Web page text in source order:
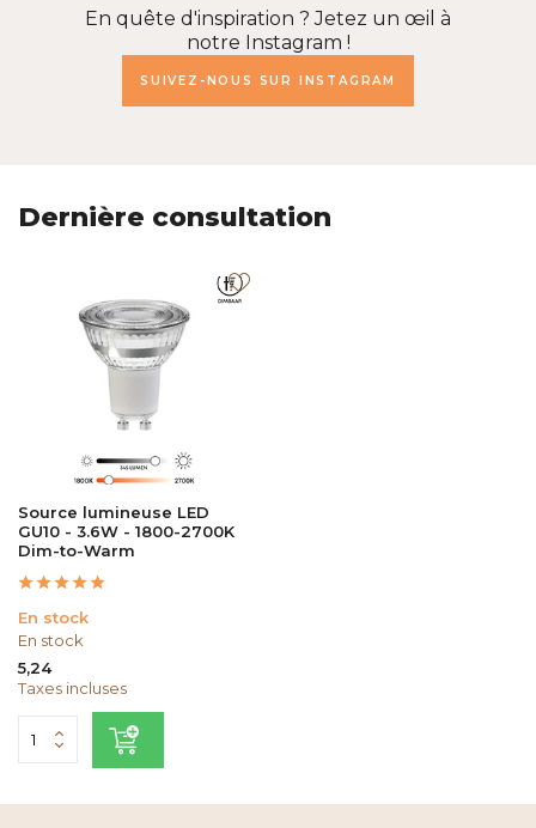
En quête d'inspiration ? Jetez un œil à
notre Instagram !
SUIVEZ-NOUS SUR INSTAGRAM
Dernière consultation
Source lumineuse LED
GU10 - 3.6W - 1800-2700K
Dim-to-Warm
En stock
En stock
5,24
Taxes incluses